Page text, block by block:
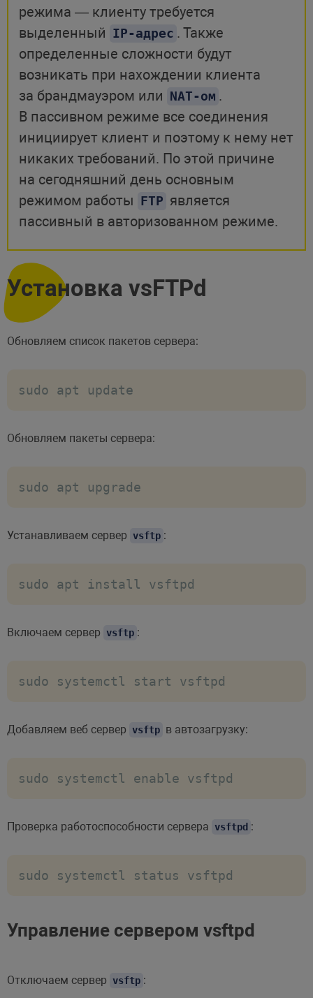
режима — клиенту требуется
выделенный IP-адрес . Также
определенные сложности будут
возникать при нахождении клиента
за брандмауэром или NAT-ом .
В пассивном режиме все соединения
инициирует клиент и поэтому к нему нет
никаких требований. По этой причине
на сегодняшний день основным
режимом работы FTP является
пассивный в авторизованном режиме.
Установка vsFTPd
Обновляем список пакетов сервера:
sudo apt update
Обновляем пакеты сервера:
sudo apt upgrade
Устанавливаем сервер vsftp :
sudo apt install vsftpd
Включаем сервер vsftp :
sudo systemctl start vsftpd
Добавляем веб сервер vsftp в автозагрузку:
sudo systemctl enable vsftpd
Проверка работоспособности сервера vsftpd :
sudo systemctl status vsftpd
Управление сервером vsftpd
Отключаем сервер vsftp :